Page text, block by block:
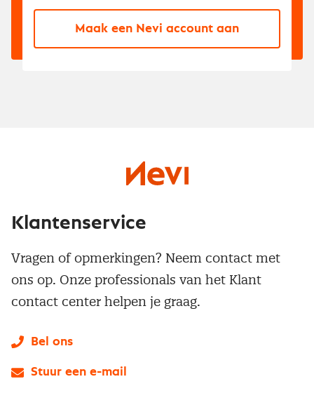
Maak een Nevi account aan
Klantenservice
Vragen of opmerkingen? Neem contact met
ons op. Onze professionals van het Klant
contact center helpen je graag.
Bel ons
Stuur een e-mail